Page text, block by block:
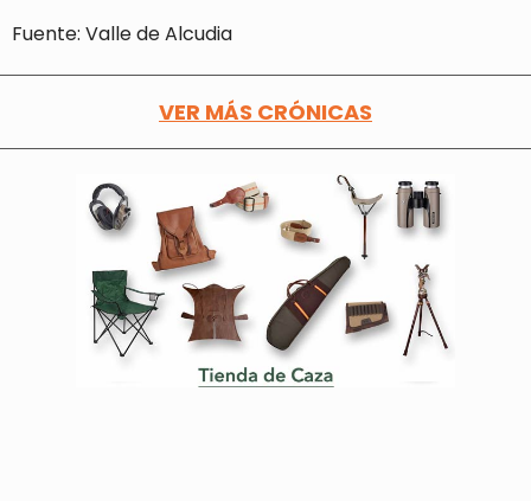
Fuente: Valle de Alcudia
VER MÁS CRÓNICAS